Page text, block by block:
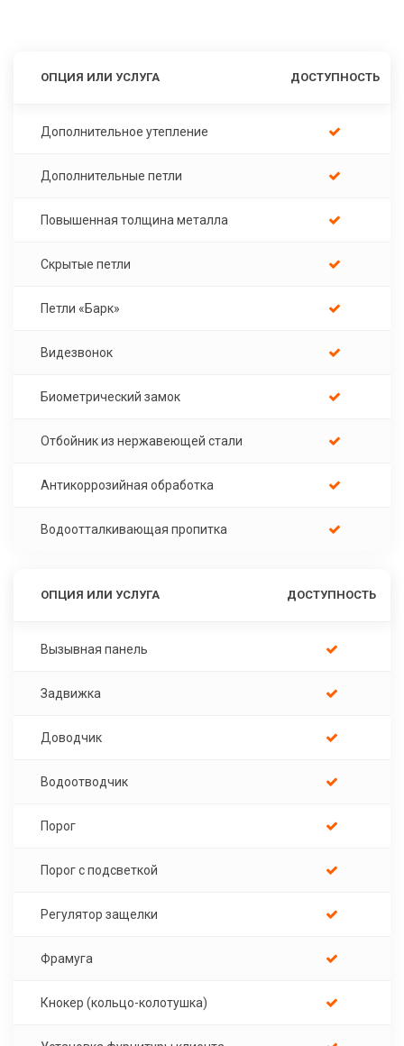
ОПЦИЯ ИЛИ УСЛУГА ДОСТУПНОСТЬ
Дополнительное утепление
Дополнительные петли
Повышенная толщина металла
Скрытые петли
Петли «Барк»
Видезвонок
Биометрический замок
Отбойник из нержавеющей стали
Антикоррозийная обработка
Водоотталкивающая пропитка
ОПЦИЯ ИЛИ УСЛУГА ДОСТУПНОСТЬ
Вызывная панель
Задвижка
Доводчик
Водоотводчик
Порог
Порог с подсветкой
Регулятор защелки
Фрамуга
Кнокер (кольцо-колотушка)